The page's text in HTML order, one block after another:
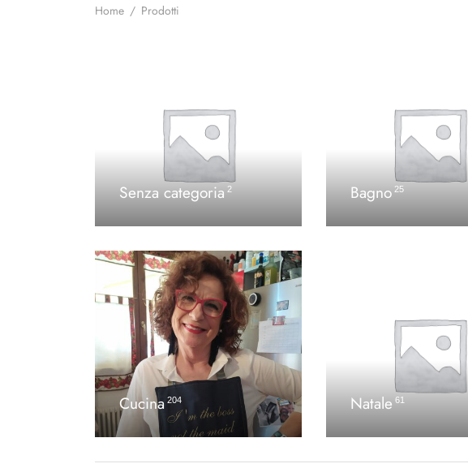
Home / Prodotti
Senza categoria 2 Bagno 25
Cucina 204 Natale 61